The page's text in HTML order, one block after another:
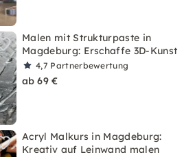
Malen mit Strukturpaste in
Magdeburg: Erschaffe 3D-Kunst
4,7 Partnerbewertung
ab 69 €
Acryl Malkurs in Magdeburg:
Kreativ auf Leinwand malen